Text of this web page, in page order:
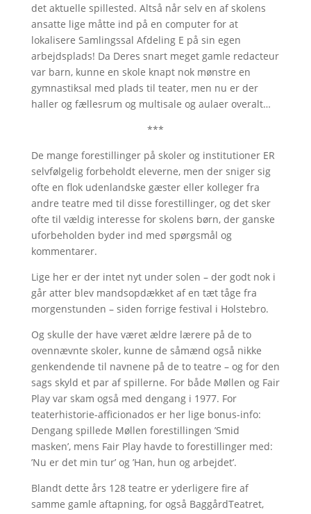
det aktuelle spillested. Altså når selv en af skolens
ansatte lige måtte ind på en computer for at
lokalisere Samlingssal Afdeling E på sin egen
arbejdsplads! Da Deres snart meget gamle redacteur
var barn, kunne en skole knapt nok mønstre en
gymnastiksal med plads til teater, men nu er der
haller og fællesrum og multisale og aulaer overalt…
***
De mange forestillinger på skoler og institutioner ER
selvfølgelig forbeholdt eleverne, men der sniger sig
ofte en flok udenlandske gæster eller kolleger fra
andre teatre med til disse forestillinger, og det sker
ofte til vældig interesse for skolens børn, der ganske
uforbeholden byder ind med spørgsmål og
kommentarer.
Lige her er der intet nyt under solen – der godt nok i
går atter blev mandsopdækket af en tæt tåge fra
morgenstunden – siden forrige festival i Holstebro.
Og skulle der have været ældre lærere på de to
ovennævnte skoler, kunne de såmænd også nikke
genkendende til navnene på de to teatre – og for den
sags skyld et par af spillerne. For både Møllen og Fair
Play var skam også med dengang i 1977. For
teaterhistorie-afficionados er her lige bonus-info:
Dengang spillede Møllen forestillingen ’Smid
masken’, mens Fair Play havde to forestillinger med:
’Nu er det min tur’ og ’Han, hun og arbejdet’.
Blandt dette års 128 teatre er yderligere fire af
samme gamle aftapning, for også BaggårdTeatret,